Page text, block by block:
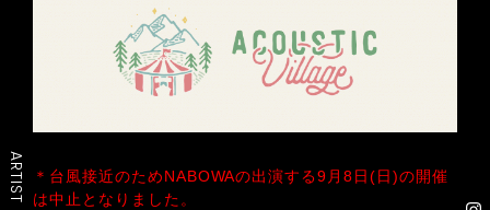
ARTIST
＊台風接近のためNABOWAの出演する9月8日(日)の開催
は中止となりました。